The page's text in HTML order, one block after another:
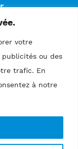
votre
publicités ou des
trafic. En
à notre